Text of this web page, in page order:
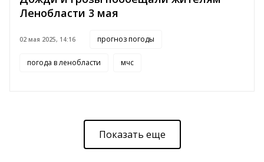
Ленобласти 3 мая
02 мая 2025, 14:16 прогноз погоды
погода в ленобласти мчс
Показать еще